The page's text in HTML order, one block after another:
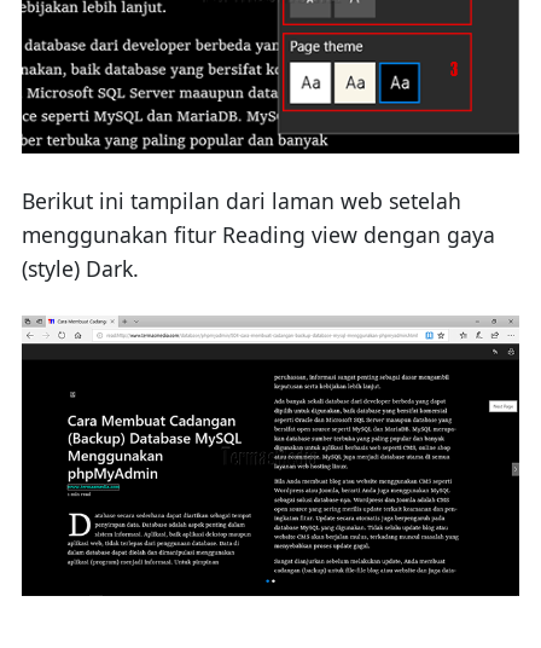
Berikut ini tampilan dari laman web setelah
menggunakan fitur Reading view dengan gaya
(style) Dark.